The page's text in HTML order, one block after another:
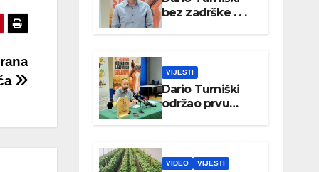
bez zadrške . . .
VIJESTI
Dario Turniški
održao prvu
konferenciju za
VIDEO VIJESTI